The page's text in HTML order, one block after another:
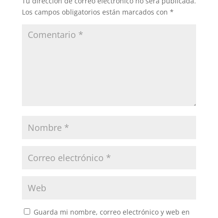
Los campos obligatorios están marcados con *
Guarda mi nombre, correo electrónico y web en